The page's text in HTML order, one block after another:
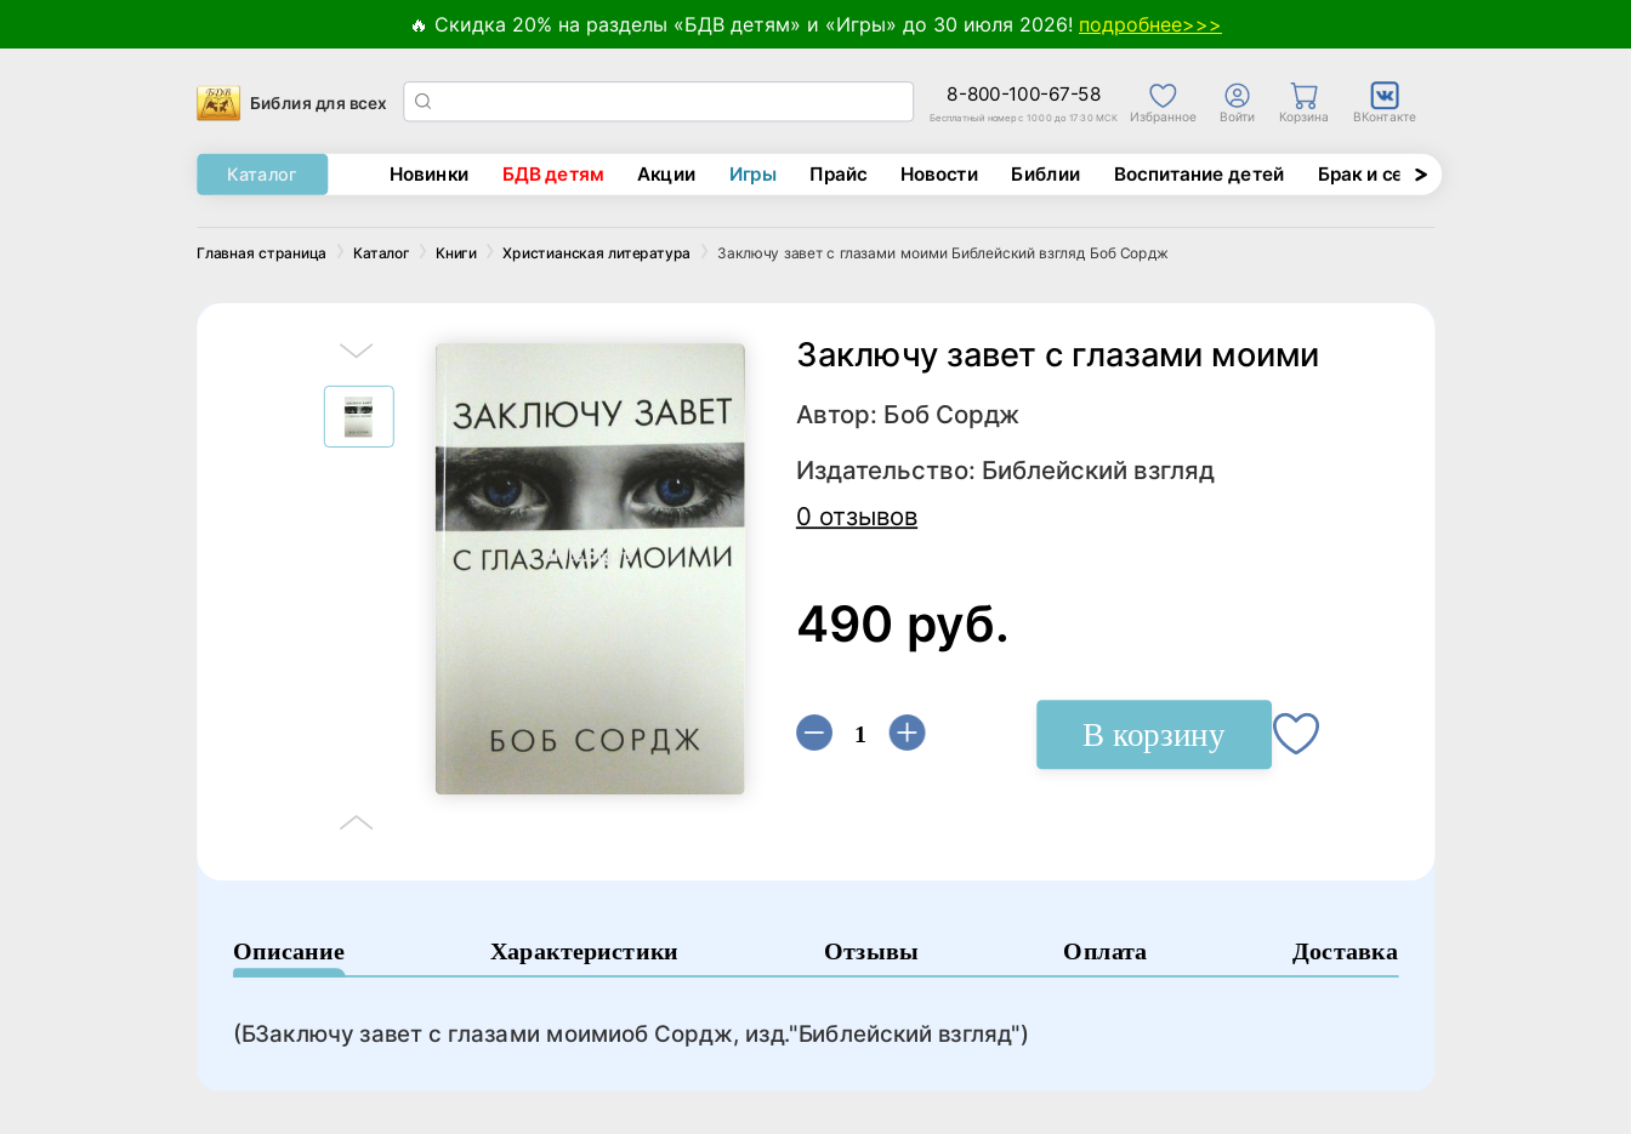
🔥 Скидка 20% на разделы «БДВ детям» и «Игры» до 30 июля 2026! подробнее>>>
Библия для всех 8-800-100-67-58
Бесплатный номер с 10:00 до 17:30 МСК Избранное Войти Корзина ВКонтакте
Каталог Новинки БДВ детям Акции Игры Прайс Новости Библии Воспитание детей Брак и семья
Главная страница Каталог Книги Христианская литература Заключу завет с глазами моими Библейский взгляд Боб Сордж
Заключу завет с глазами моими
Автор: Боб Сордж
Издательство: Библейский взгляд
0 отзывов
490 руб.
В корзину
Описание Характеристики Отзывы Оплата Доставка
(БЗаключу завет с глазами моимиоб Сордж, изд."Библейский взгляд")